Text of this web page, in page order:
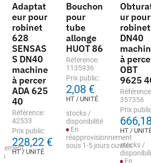
Adaptat
eur pour
robinet
628
SENSAS
S DN40
machine
à percer
ADA 625
40
Référence:
42533
Prix public:
228,22 €
HT / UNITÉ
Bouchon
pour
tube
allonge
HUOT 86
Référence:
1135936
Prix public:
2,08 €
HT / UNITÉ
stocks /
disponibilité
En
réapprovisionnement
sous 1-5 jours ouvrés
ur pour
robinet
DN40
à
OBT
9625
357356
Prix
HT /
stocks /
En